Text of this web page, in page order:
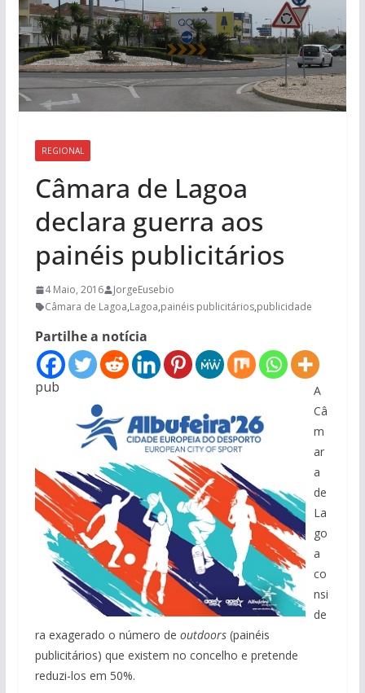
REGIONAL
Câmara de Lagoa
declara guerra aos
painéis publicitários
4 Maio, 2016
JorgeEusebio
Câmara de Lagoa,Lagoa,painéis publicitários,publicidade
Partilhe a notícia
pub
A
Câ
m
ar
a
de
La
go
a
co
nsi
de
ra exagerado o número de outdoors(painéis
publicitários) que existem no concelho e pretende
reduzi-los em 50%.